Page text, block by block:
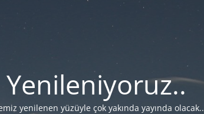
Yenileniyoruz..
yenilenen yüzüyle çok yakında yayında olacak..